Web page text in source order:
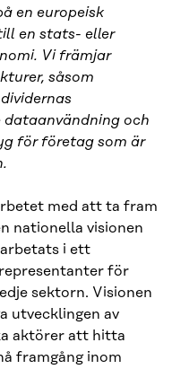
en europeisk
en stats- eller
Vi främjar
såsom
och
för företag som är
med att ta fram
nationella visionen
i ett
för
sektorn. Visionen
utvecklingen av
aktörer att hitta
framgång inom